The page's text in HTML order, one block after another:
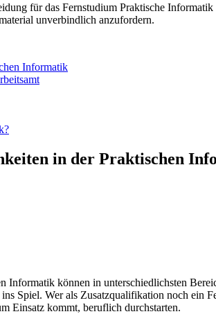
für das Fernstudium Praktische
unverbindlich anzufordern.
Informatik
in der Praktischen
Informatik können in unterschiedlichsten
Spiel. Wer als Zusatzqualifikation noch ein
Einsatz kommt, beruflich durchstarten.